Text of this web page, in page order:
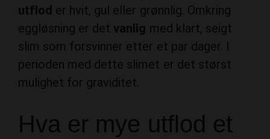
utflod er hvit, gul eller grønnlig. Omkring
eggløsning er det vanlig med klart, seigt
slim som forsvinner etter et par dager. I
perioden med dette slimet er det størst
mulighet for graviditet.
Hva er mye utflod et